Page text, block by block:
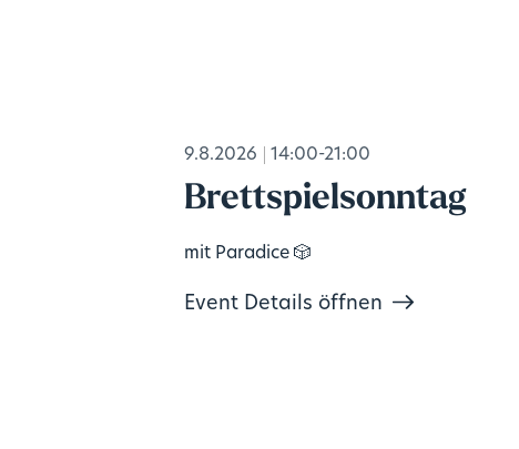
9.8.2026 14:00-21:00
Brettspielsonntag
mit Paradice 🎲
Event Details öffnen